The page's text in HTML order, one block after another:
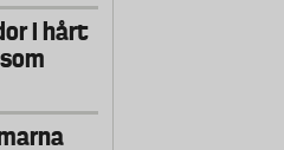
i hårt